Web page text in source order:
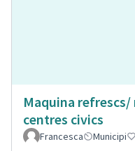
Maquina refrescs/
centres civics
Francesca
Municipi